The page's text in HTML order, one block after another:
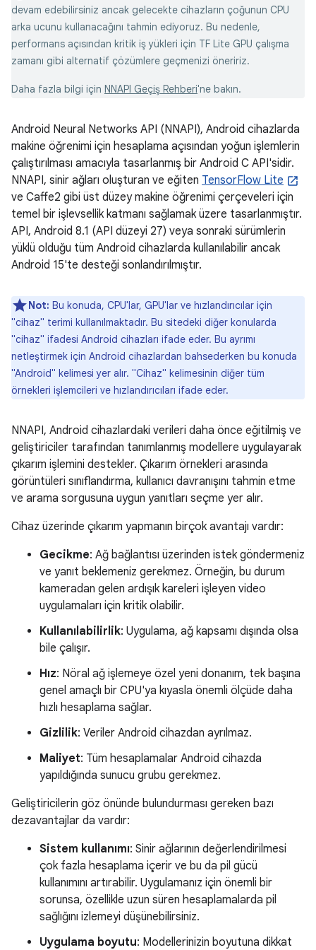
devam edebilirsiniz ancak gelecekte cihazların çoğunun CPU
arka ucunu kullanacağını tahmin ediyoruz. Bu nedenle,
performans açısından kritik iş yükleri için TF Lite GPU çalışma
zamanı gibi alternatif çözümlere geçmenizi öneririz.
Daha fazla bilgi için NNAPI Geçiş Rehberi'ne bakın.
Android Neural Networks API (NNAPI), Android cihazlarda
makine öğrenimi için hesaplama açısından yoğun işlemlerin
çalıştırılması amacıyla tasarlanmış bir Android C API'sidir.
NNAPI, sinir ağları oluşturan ve eğiten TensorFlow Lite
ve Caffe2 gibi üst düzey makine öğrenimi çerçeveleri için
temel bir işlevsellik katmanı sağlamak üzere tasarlanmıştır.
API, Android 8.1 (API düzeyi 27) veya sonraki sürümlerin
yüklü olduğu tüm Android cihazlarda kullanılabilir ancak
Android 15'te desteği sonlandırılmıştır.
Not: Bu konuda, CPU'lar, GPU'lar ve hızlandırıcılar için
"cihaz" terimi kullanılmaktadır. Bu sitedeki diğer konularda
"cihaz" ifadesi Android cihazları ifade eder. Bu ayrımı
netleştirmek için Android cihazlardan bahsederken bu konuda
"Android" kelimesi yer alır. "Cihaz" kelimesinin diğer tüm
örnekleri işlemcileri ve hızlandırıcıları ifade eder.
NNAPI, Android cihazlardaki verileri daha önce eğitilmiş ve
geliştiriciler tarafından tanımlanmış modellere uygulayarak
çıkarım işlemini destekler. Çıkarım örnekleri arasında
görüntüleri sınıflandırma, kullanıcı davranışını tahmin etme
ve arama sorgusuna uygun yanıtları seçme yer alır.
Cihaz üzerinde çıkarım yapmanın birçok avantajı vardır:
Gecikme: Ağ bağlantısı üzerinden istek göndermeniz
ve yanıt beklemeniz gerekmez. Örneğin, bu durum
kameradan gelen ardışık kareleri işleyen video
uygulamaları için kritik olabilir.
Kullanılabilirlik: Uygulama, ağ kapsamı dışında olsa
bile çalışır.
Hız: Nöral ağ işlemeye özel yeni donanım, tek başına
genel amaçlı bir CPU'ya kıyasla önemli ölçüde daha
hızlı hesaplama sağlar.
Gizlilik: Veriler Android cihazdan ayrılmaz.
Maliyet: Tüm hesaplamalar Android cihazda
yapıldığında sunucu grubu gerekmez.
Geliştiricilerin göz önünde bulundurması gereken bazı
dezavantajlar da vardır:
Sistem kullanımı: Sinir ağlarının değerlendirilmesi
çok fazla hesaplama içerir ve bu da pil gücü
kullanımını artırabilir. Uygulamanız için önemli bir
sorunsa, özellikle uzun süren hesaplamalarda pil
sağlığını izlemeyi düşünebilirsiniz.
Uygulama boyutu: Modellerinizin boyutuna dikkat